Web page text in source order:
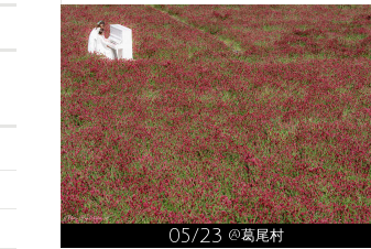
05/23 @葛尾村